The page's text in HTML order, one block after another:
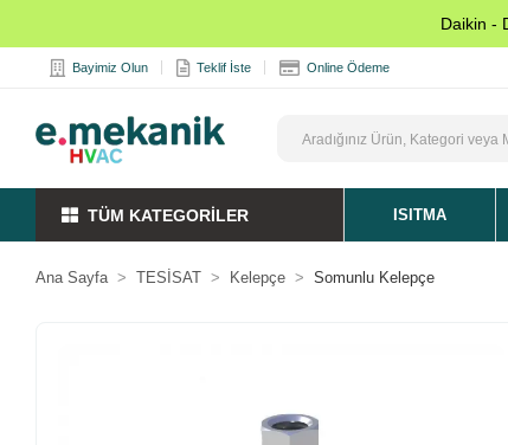
Daikin -
Bayimiz Olun Teklif İste Online Ödeme
TÜM KATEGORİLER ISITMA
Ana Sayfa TESİSAT Kelepçe Somunlu Kelepçe